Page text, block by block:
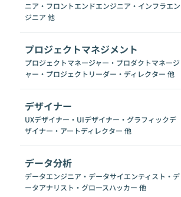
C# GraphQL SpringFramework Redis
ニア・フロントエンドエンジニア・インフラエン
ジニア 他
プロジェクトマネジメント
プロジェクトマネージャー・プロダクトマネージ
ャー・プロジェクトリーダー・ディレクター 他
デザイナー
UXデザイナー・UIデザイナー・グラフィックデ
ザイナー・アートディレクター 他
データ分析
データエンジニア・データサイエンティスト・デ
ータアナリスト・グロースハッカー 他